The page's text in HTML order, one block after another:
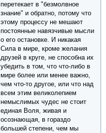
перетекает в "безмолвное
знание" и обратно, потому что
этому процессу не мешают
постоянные навязчивые мысли
о его остановке. И никакая
Сила в мире, кроме желания
друзей в круге, не способна их
убедить в том, что что-либо в
мире более или менее важно,
чем что-то другое, или что над
всем этим великолепием
немыслимых чудес не стоит
единая Воля, живая и
осознающая, в гораздо
большей степени, чем мы